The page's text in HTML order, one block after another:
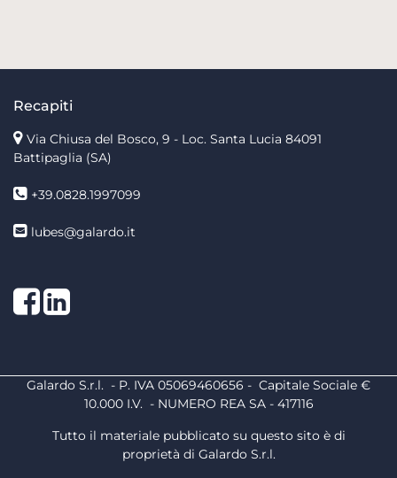
Recapiti
Via Chiusa del Bosco, 9 - Loc. Santa Lucia 84091
Battipaglia (SA)
+39.0828.1997099
lubes@galardo.it
Facebook
LinkedIn
Galardo S.r.l. - P. IVA 05069460656 - Capitale Sociale €
10.000 I.V. - NUMERO REA SA - 417116
Tutto il materiale pubblicato su questo sito è di
proprietà di Galardo S.r.l.